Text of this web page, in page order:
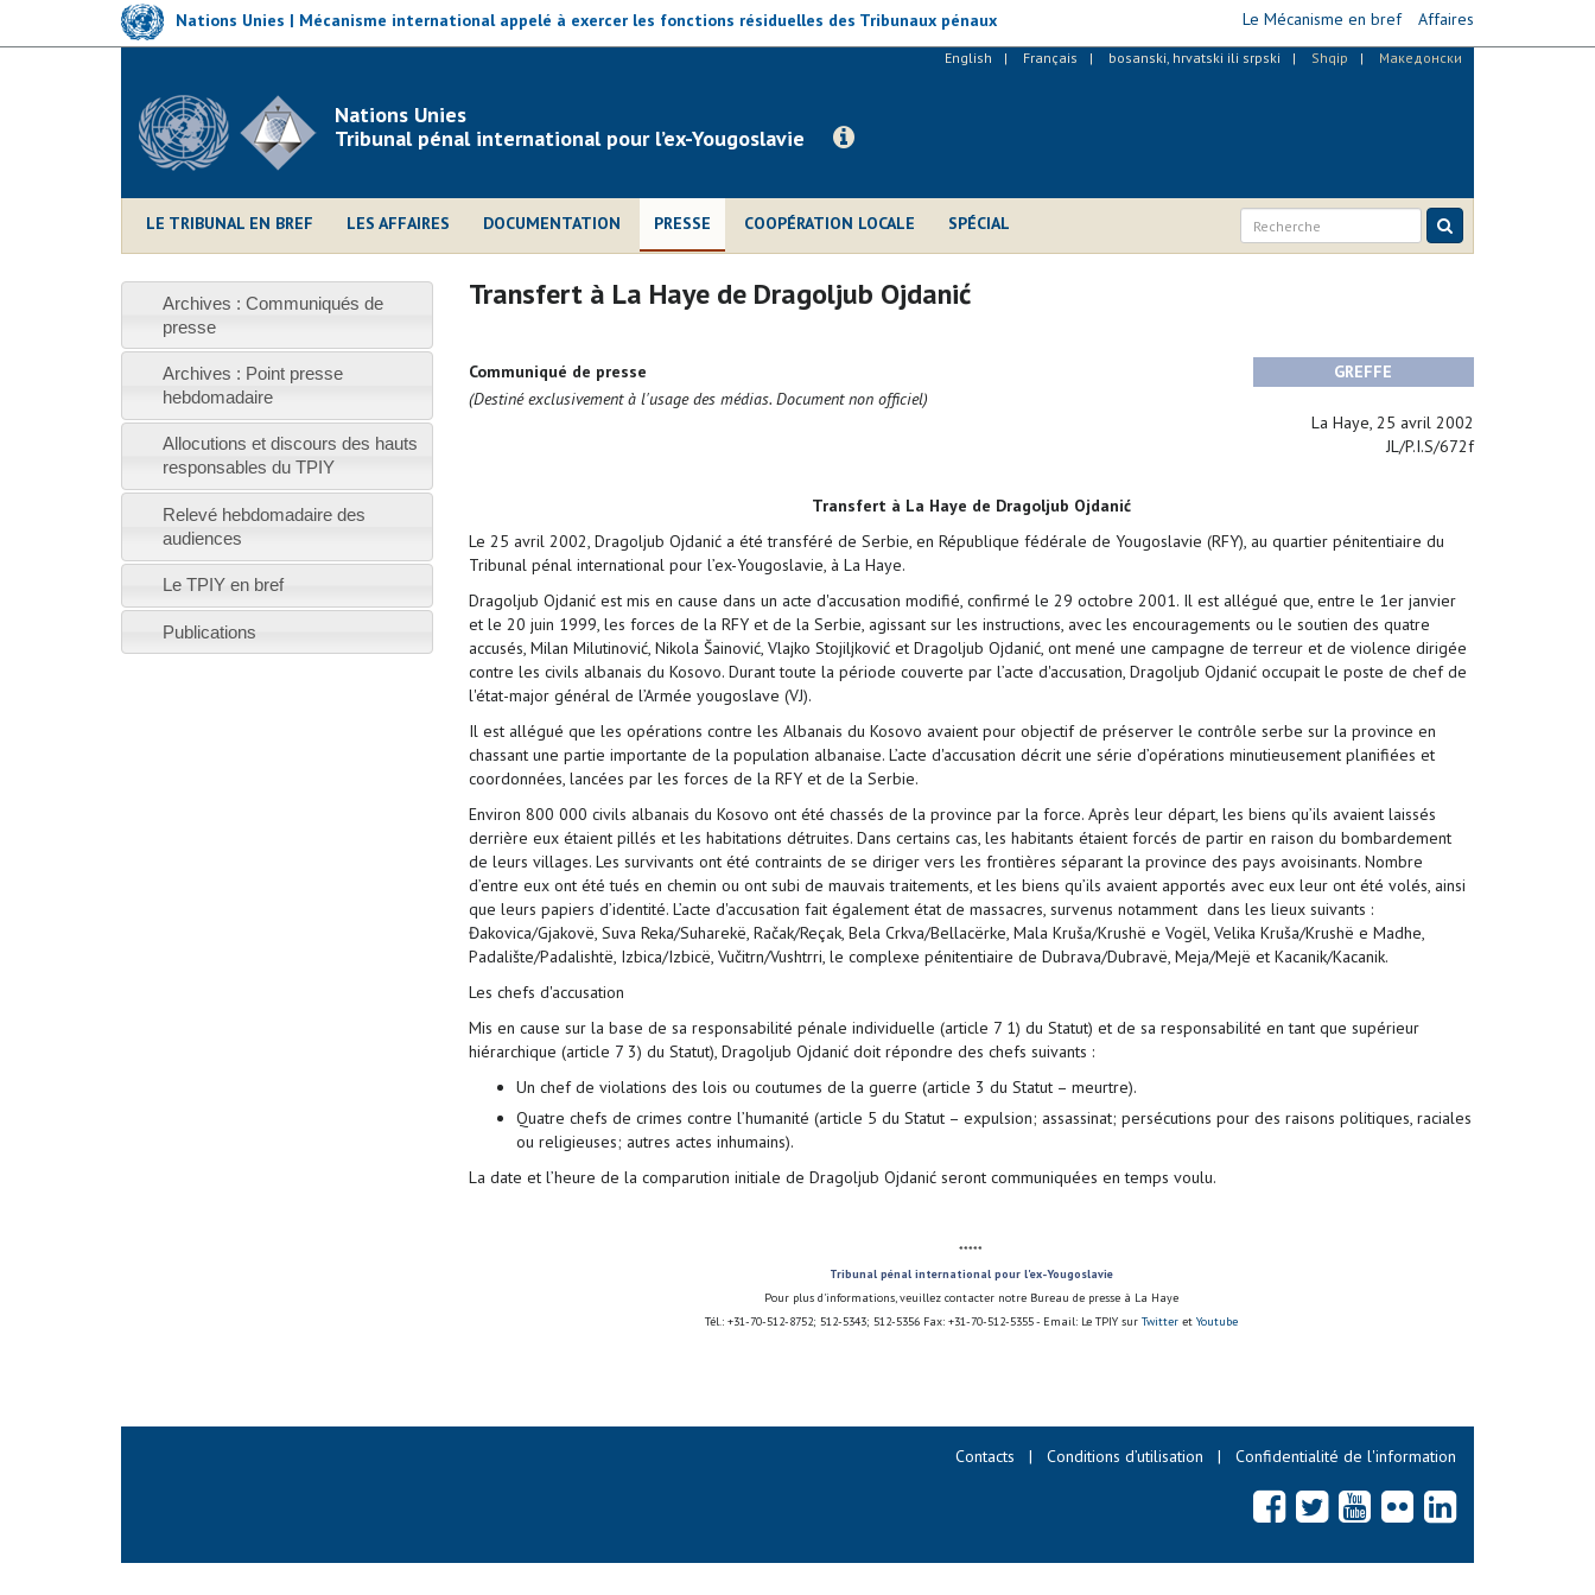
Nations Unies | Mécanisme international appelé à exercer les fonctions résiduelles des Tribunaux pénaux Le Mécanisme en bref Affaires
English Français bosanski, hrvatski ili srpski Shqip Македонски
Nations Unies
Tribunal pénal international pour l’ex-Yougoslavie
LE TRIBUNAL EN BREF LES AFFAIRES DOCUMENTATION PRESSE COOPÉRATION LOCALE SPÉCIAL
Transfert à La Haye de Dragoljub Ojdanić
Communiqué de presse
GREFFE
(Destiné exclusivement à l'usage des médias. Document non officiel)
La Haye, 25 avril 2002
JL/P.I.S/672f
Transfert à La Haye de Dragoljub Ojdanić
Le 25 avril 2002, Dragoljub Ojdanić a été transféré de Serbie, en République fédérale de Yougoslavie (RFY), au quartier pénitentiaire du
Tribunal pénal international pour l’ex-Yougoslavie, à La Haye.
Dragoljub Ojdanić est mis en cause dans un acte d'accusation modifié, confirmé le 29 octobre 2001. Il est allégué que, entre le 1er janvier
et le 20 juin 1999, les forces de la RFY et de la Serbie, agissant sur les instructions, avec les encouragements ou le soutien des quatre
accusés, Milan Milutinović, Nikola Šainović, Vlajko Stojiljković et Dragoljub Ojdanić, ont mené une campagne de terreur et de violence dirigée
contre les civils albanais du Kosovo. Durant toute la période couverte par l’acte d'accusation, Dragoljub Ojdanić occupait le poste de chef de
l'état-major général de l’Armée yougoslave (VJ).
Il est allégué que les opérations contre les Albanais du Kosovo avaient pour objectif de préserver le contrôle serbe sur la province en
chassant une partie importante de la population albanaise. L’acte d'accusation décrit une série d’opérations minutieusement planifiées et
coordonnées, lancées par les forces de la RFY et de la Serbie.
Environ 800 000 civils albanais du Kosovo ont été chassés de la province par la force. Après leur départ, les biens qu’ils avaient laissés
derrière eux étaient pillés et les habitations détruites. Dans certains cas, les habitants étaient forcés de partir en raison du bombardement
de leurs villages. Les survivants ont été contraints de se diriger vers les frontières séparant la province des pays avoisinants. Nombre
d’entre eux ont été tués en chemin ou ont subi de mauvais traitements, et les biens qu’ils avaient apportés avec eux leur ont été volés, ainsi
que leurs papiers d’identité. L’acte d'accusation fait également état de massacres, survenus notamment dans les lieux suivants :
Đakovica/Gjakovë, Suva Reka/Suharekë, Račak/Reçak, Bela Crkva/Bellacërke, Mala Kruša/Krushë e Vogël, Velika Kruša/Krushë e Madhe,
Padalište/Padalishtë, Izbica/Izbicë, Vučitrn/Vushtrri, le complexe pénitentiaire de Dubrava/Dubravë, Meja/Mejë et Kacanik/Kacanik.
Les chefs d'accusation
Mis en cause sur la base de sa responsabilité pénale individuelle (article 7 1) du Statut) et de sa responsabilité en tant que supérieur
hiérarchique (article 7 3) du Statut), Dragoljub Ojdanić doit répondre des chefs suivants :
Un chef de violations des lois ou coutumes de la guerre (article 3 du Statut – meurtre).
Quatre chefs de crimes contre l’humanité (article 5 du Statut – expulsion; assassinat; persécutions pour des raisons politiques, raciales
ou religieuses; autres actes inhumains).
La date et l’heure de la comparution initiale de Dragoljub Ojdanić seront communiquées en temps voulu.
*****
Tribunal pénal international pour l'ex-Yougoslavie
Pour plus d'informations, veuillez contacter notre Bureau de presse à La Haye
Tél.: +31-70-512-8752; 512-5343; 512-5356 Fax: +31-70-512-5355 - Email: Le TPIY sur Twitter et Youtube
Archives : Communiqués de
presse
Archives : Point presse
hebdomadaire
Allocutions et discours des hauts
responsables du TPIY
Relevé hebdomadaire des
audiences
Le TPIY en bref
Publications
Contacts | Conditions d’utilisation | Confidentialité de l'information